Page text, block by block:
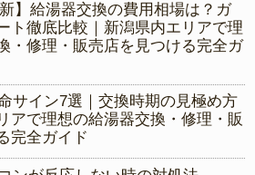
新】給湯器交換の費用相場は？ガ
ト徹底比較｜新潟県内エリアで理
・修理・販売店を見つける完全ガ
サイン7選｜交換時期の見極め方
アで理想の給湯器交換・修理・販
完全ガイド